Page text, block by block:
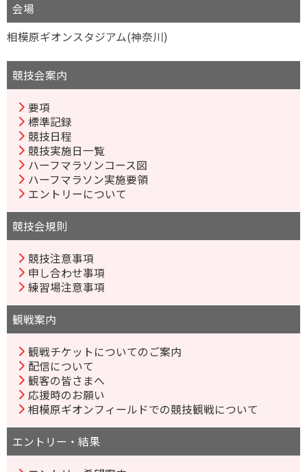
会場
相模原ギオンスタジアム(神奈川)
競技会案内
要項
標準記録
競技日程
競技実施日一覧
ハーフマラソンコース図
ハーフマラソン実施要領
エントリーについて
競技会規則
競技注意事項
申し合わせ事項
練習場注意事項
観戦案内
観戦チケットについてのご案内
配信について
観客の皆さまへ
応援時のお願い
相模原ギオンフィールドでの競技観戦について
エントリー・結果